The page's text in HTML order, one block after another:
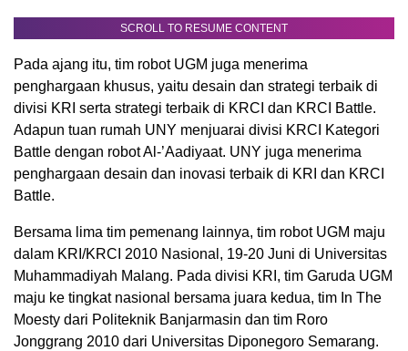
SCROLL TO RESUME CONTENT
Pada ajang itu, tim robot UGM juga menerima
penghargaan khusus, yaitu desain dan strategi terbaik di
divisi KRI serta strategi terbaik di KRCI dan KRCI Battle.
Adapun tuan rumah UNY menjuarai divisi KRCI Kategori
Battle dengan robot Al-’Aadiyaat. UNY juga menerima
penghargaan desain dan inovasi terbaik di KRI dan KRCI
Battle.
Bersama lima tim pemenang lainnya, tim robot UGM maju
dalam KRI/KRCI 2010 Nasional, 19-20 Juni di Universitas
Muhammadiyah Malang. Pada divisi KRI, tim Garuda UGM
maju ke tingkat nasional bersama juara kedua, tim In The
Moesty dari Politeknik Banjarmasin dan tim Roro
Jonggrang 2010 dari Universitas Diponegoro Semarang.